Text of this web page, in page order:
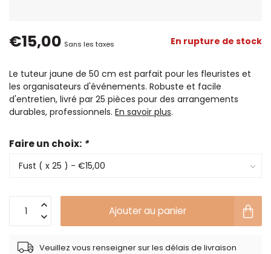
€15,00 Sans les taxes En rupture de stock
Le tuteur jaune de 50 cm est parfait pour les fleuristes et
les organisateurs d'événements. Robuste et facile
d'entretien, livré par 25 pièces pour des arrangements
durables, professionnels. En savoir plus.
Faire un choix: *
Ajouter au panier
Veuillez vous renseigner sur les délais de livraison